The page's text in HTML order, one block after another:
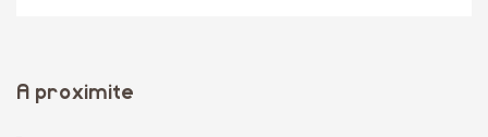
A proximite